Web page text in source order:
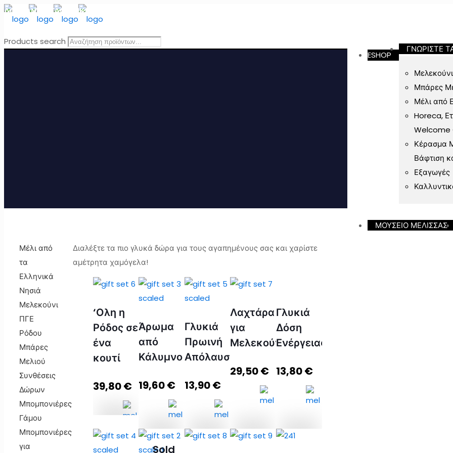
ΔΩΡΕΑΝ ΜΕΤΑΦΟΡΙΚΑ
ESHOP
ΓΝΩΡΙΣΤΕ
Μπάρες
Μέλι από
Horeca,
Welcome
Κέρασμα
Βάφτιση
Εξαγωγές
ΜΟΥΣΕΙΟ ΜΕΛΙΣΣΑΣ
Products search
Διαλέξτε τα πιο γλυκά δώρα για τους αγαπημένους σας και χαρίστε
αμέτρητα χαμόγελα!
‘Ολη η
Ρόδος σε
ένα
κουτί
39,80€
'Ολη η
Ρόδος
Άρωμα
από
Κάλυμνο
19,60€
Άρωμα
Γλυκιά
Πρωινή
Απόλαυση
13,90€
Λαχτάρα
για
Μελεκούνι
29,50€
Γλυκιά
Δόση
Ενέργειας
13,80€
Sold
Μέλι από
τα
Ελληνικά
Νησιά
Μελεκούνι
ΠΓΕ
Ρόδου
Μπάρες
Μελιού
Συνθέσεις
Δώρων
Μπομπονιέρες
Γάμου
Μπομπονιέρες
για